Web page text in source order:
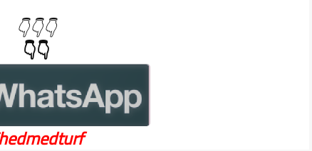
👇👇👇
👇👇